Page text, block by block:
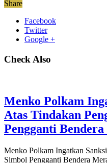
Share
Facebook
Twitter
Google +
Check Also
Menko Polkam
Atas Tindakan
Pengganti
Menko Polkam Ingatkan
Simbol Pengganti Bendera